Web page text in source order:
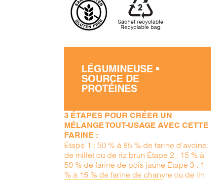
LÉGUMINEUSE •
SOURCE DE
PROTÉINES
3 ÉTAPES POUR CRÉER UN
MÉLANGE TOUT-USAGE AVEC CETTE
FARINE :
Étape 1 : 50 % à 85 % de farine d'avoine,
de millet ou de riz brun Étape 2 : 15 % à
50 % de farine de pois jaune Étape 3 : 1
% à 15 % de farine de chanvre ou de lin